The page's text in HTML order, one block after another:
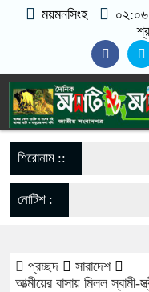
ময়মনসিংহ
শিরোনাম ::
নোটিশ :
প্রচ্ছদ
সারাদেশ
​আত্মীয়ের বাসায় মিলল স্বামী-